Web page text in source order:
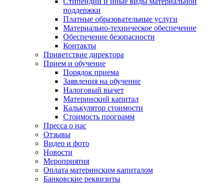
поддержки
Платные образовательные услуги
Материально-техническое обеспечение
Обеспечение безопасности
Контакты
Приветствие директора
Прием и обучение
Порядок приема
Заявления на обучение
Налоговый вычет
Материнский капитал
Калькулятор стоимости
Стоимость программ
Пресса о нас
Отзывы
Видео и фото
Новости
Мероприятия
Оплата материнским капиталом
Банковские реквизиты